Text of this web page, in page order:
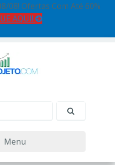
08! Ofertas Com Até 60%
AQUI!
Menu